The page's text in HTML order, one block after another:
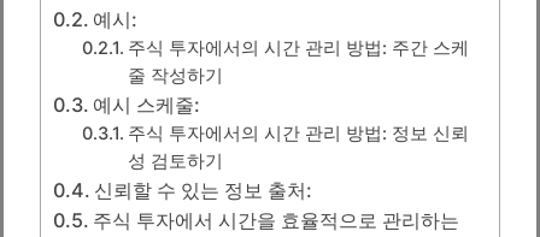
예시:
주식 투자에서의 시간 관리 방법: 주간 스케
줄 작성하기
예시 스케줄:
주식 투자에서의 시간 관리 방법: 정보 신뢰
성 검토하기
신뢰할 수 있는 정보 출처:
주식 투자에서 시간을 효율적으로 관리하는